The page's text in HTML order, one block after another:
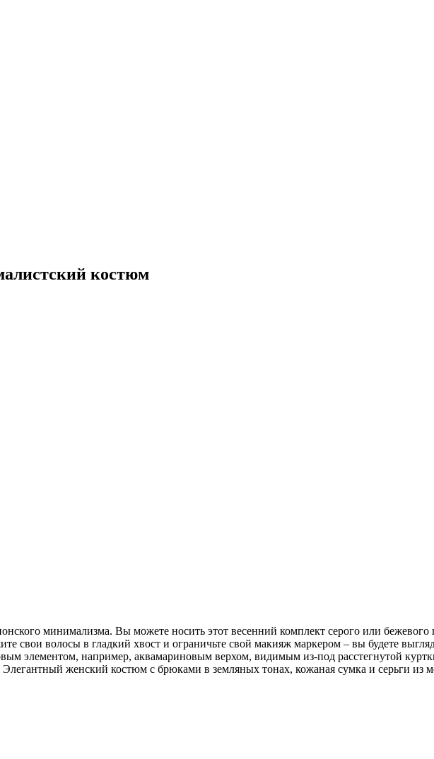
костюм
минимализма. Вы можете носить этот весенний комплект серого или
свои волосы в гладкий хвост и ограничьте свой макияж маркером – вы будете
элементом, например, аквамариновым верхом, видимым из-под расстегнутой
женский костюм с брюками в земляных тонах, кожаная сумка и серьги из